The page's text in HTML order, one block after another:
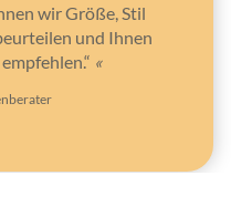
wir Größe, Stil
und Ihnen
«